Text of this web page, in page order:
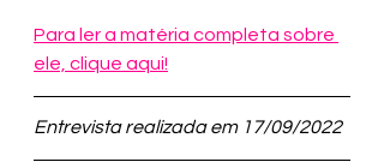
Para ler a matéria completa sobre
ele, clique aqui!
Entrevista realizada em 17/09/2022